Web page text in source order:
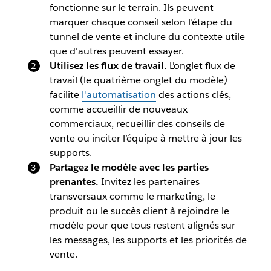
fonctionne sur le terrain. Ils peuvent
marquer chaque conseil selon l’étape du
tunnel de vente et inclure du contexte utile
que d'autres peuvent essayer.
Utilisez les flux de travail. L'onglet flux de
travail (le quatrième onglet du modèle)
facilite l'automatisation des actions clés,
comme accueillir de nouveaux
commerciaux, recueillir des conseils de
vente ou inciter l’équipe à mettre à jour les
supports.
Partagez le modèle avec les parties
prenantes. Invitez les partenaires
transversaux comme le marketing, le
produit ou le succès client à rejoindre le
modèle pour que tous restent alignés sur
les messages, les supports et les priorités de
vente.